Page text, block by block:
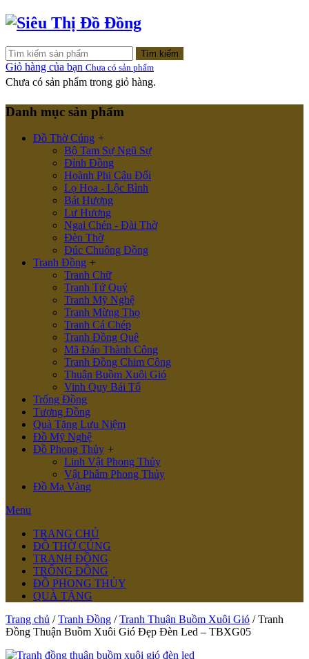
Tìm kiếm
Giỏ hàng của bạn Chưa có sản phẩm
Chưa có sản phẩm trong giỏ hàng.
Danh mục sản phẩm
Đồ Thờ Cúng +
Bộ Tam Sự Ngũ Sự
Đỉnh Đồng
Hoành Phi Câu Đối
Lọ Hoa - Lộc Bình
Bát Hương
Lư Hương
Ngai Chén - Đài Thờ
Đèn Thờ
Đúc Chuông Đồng
Tranh Đồng +
Tranh Chữ
Tranh Tứ Quý
Tranh Mỹ Nghệ
Tranh Mừng Thọ
Tranh Cá Chép
Tranh Đồng Quê
Mã Đáo Thành Công
Tranh Đồng Chim Công
Thuận Buồm Xuôi Gió
Vinh Quy Bái Tổ
Trống Đồng
Tượng Đồng
Quà Tặng Lưu Niệm
Đồ Mỹ Nghệ
Đồ Phong Thủy +
Linh Vật Phong Thủy
Vật Phẩm Phong Thủy
Đồ Mạ Vàng
Menu
TRANG CHỦ
ĐỒ THỜ CÚNG
TRANH ĐỒNG
TRỐNG ĐỒNG
ĐỒ PHONG THỦY
QUÀ TẶNG
Trang chủ /Tranh Đồng /Tranh Thuận Buồm Xuôi Gió / Tranh
Đồng Thuận Buồm Xuôi Gió Đẹp Đèn Led – TBXG05